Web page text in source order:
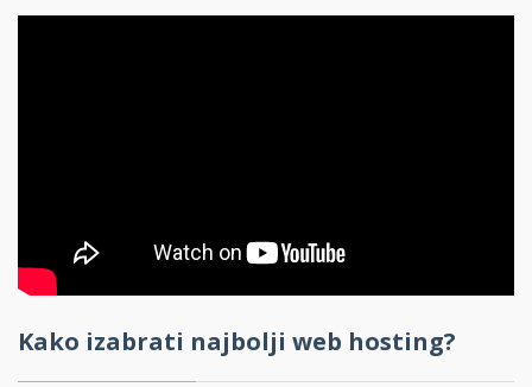
Kako izabrati najbolji web hosting?